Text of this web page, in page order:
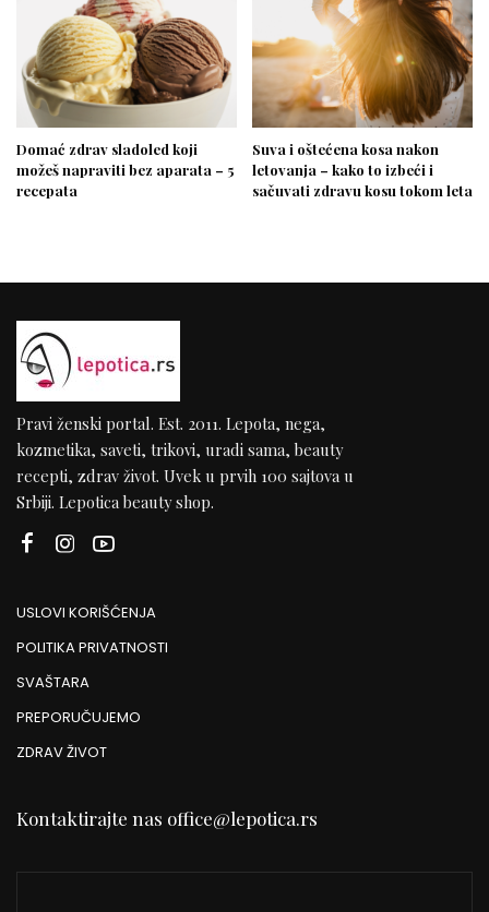
Domać zdrav sladoled koji
možeš napraviti bez aparata – 5
recepata
Suva i oštećena kosa nakon
letovanja – kako to izbeći i
sačuvati zdravu kosu tokom leta
Pravi ženski portal. Est. 2011. Lepota, nega,
kozmetika, saveti, trikovi, uradi sama, beauty
recepti, zdrav život. Uvek u prvih 100 sajtova u
Srbiji. Lepotica beauty shop.
USLOVI KORIŠĆENJA
POLITIKA PRIVATNOSTI
SVAŠTARA
PREPORUČUJEMO
ZDRAV ŽIVOT
Kontaktirajte nas office@lepotica.rs